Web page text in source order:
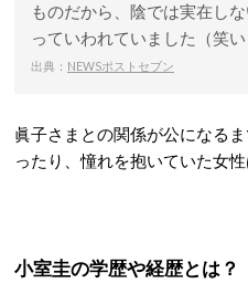
ものだから、陰では実在し
っていわれていました（笑い
出典： NEWSポストセブン
眞子さまとの関係が公になる
ったり、憧れを抱いていた女
小室圭の学歴や経歴とは？